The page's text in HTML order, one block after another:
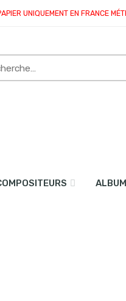
UNIQUEMENT EN FRANCE